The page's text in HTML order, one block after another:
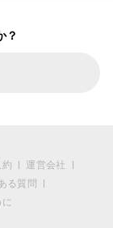
？
運営会社
る質問